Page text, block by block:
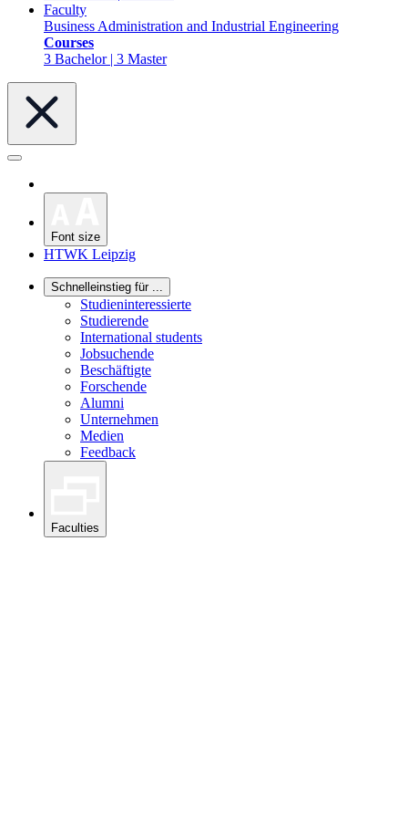
Faculty
Business Administration and Industrial Engineering
Courses
3 Bachelor | 3 Master
Font size
HTWK Leipzig
Schnelleinstieg für ...
Studieninteressierte
Studierende
International students
Jobsuchende
Beschäftigte
Forschende
Alumni
Unternehmen
Medien
Feedback
Faculties